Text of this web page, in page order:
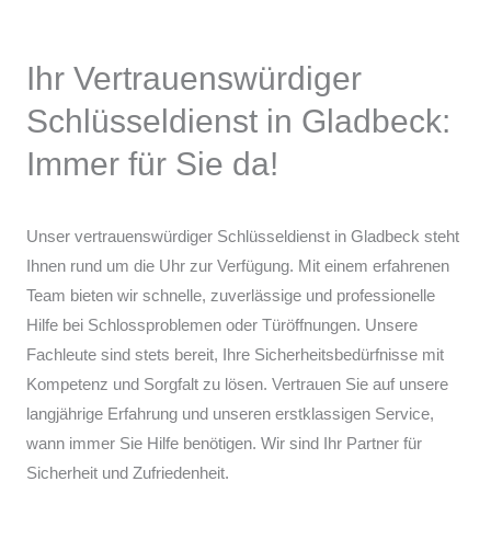
Ihr Vertrauenswürdiger
Schlüsseldienst in Gladbeck:
Immer für Sie da!
Unser vertrauenswürdiger Schlüsseldienst in Gladbeck steht
Ihnen rund um die Uhr zur Verfügung. Mit einem erfahrenen
Team bieten wir schnelle, zuverlässige und professionelle
Hilfe bei Schlossproblemen oder Türöffnungen. Unsere
Fachleute sind stets bereit, Ihre Sicherheitsbedürfnisse mit
Kompetenz und Sorgfalt zu lösen. Vertrauen Sie auf unsere
langjährige Erfahrung und unseren erstklassigen Service,
wann immer Sie Hilfe benötigen. Wir sind Ihr Partner für
Sicherheit und Zufriedenheit.